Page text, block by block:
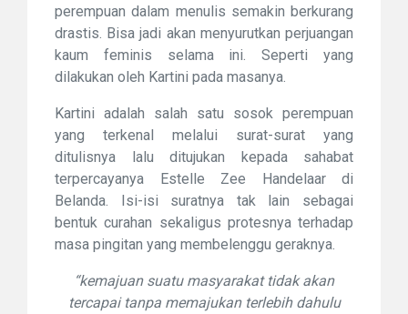
perempuan dalam menulis semakin berkurang
drastis. Bisa jadi akan menyurutkan perjuangan
kaum feminis selama ini. Seperti yang
dilakukan oleh Kartini pada masanya.
Kartini adalah salah satu sosok perempuan
yang terkenal melalui surat-surat yang
ditulisnya lalu ditujukan kepada sahabat
terpercayanya Estelle Zee Handelaar di
Belanda. Isi-isi suratnya tak lain sebagai
bentuk curahan sekaligus protesnya terhadap
masa pingitan yang membelenggu geraknya.
“kemajuan suatu masyarakat tidak akan
tercapai tanpa memajukan terlebih dahulu